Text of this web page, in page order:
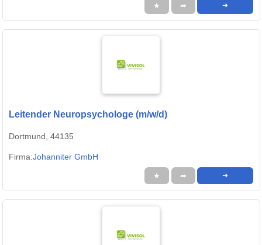
★ ➦ ➜
Leitender Neuropsychologe (m/w/d)
Dortmund, 44135
Firma:Johanniter GmbH
★ ➦ ➜